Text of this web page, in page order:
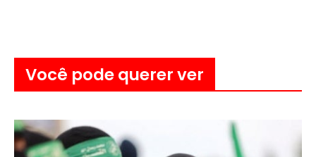
Você pode querer ver